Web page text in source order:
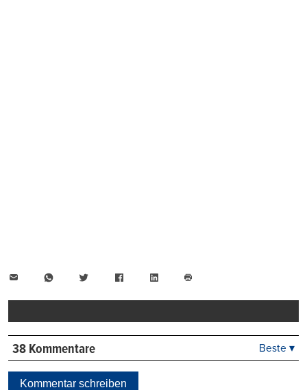
WhatsAppTwitter FacebookLinkedIn
drucken
38 Kommentare Beste ▾
Kommentar schreiben